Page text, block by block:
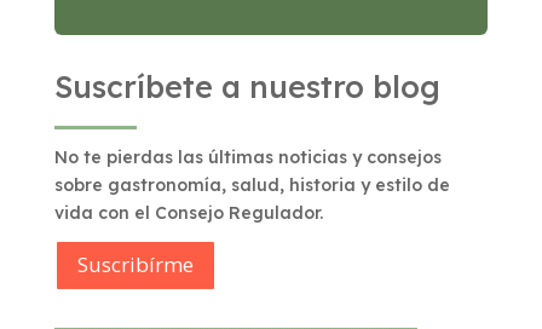
Suscríbete a nuestro blog
No te pierdas las últimas noticias y consejos
sobre gastronomía, salud, historia y estilo de
vida con el Consejo Regulador.
Suscribírme